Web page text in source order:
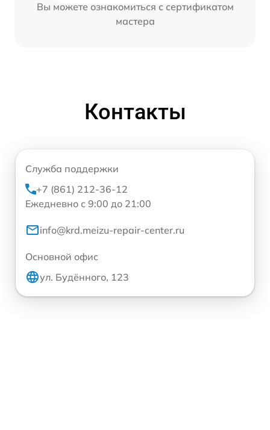
Вы можете ознакомиться с сертификатом
мастера
Контакты
Служба поддержки
+7 (861) 212-36-12
Ежедневно с 9:00 до 21:00
info@krd.meizu-repair-center.ru
Основной офис
ул. Будённого, 123